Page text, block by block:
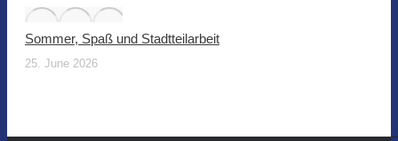
Sommer, Spaß und Stadtteilarbeit
25. June 2026